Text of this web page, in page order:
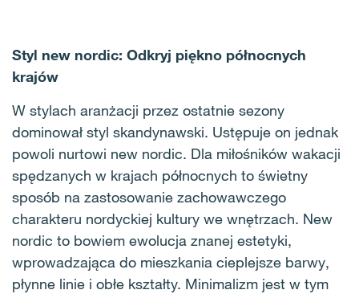
Styl new nordic: Odkryj piękno północnych
krajów
W stylach aranżacji przez ostatnie sezony
dominował styl skandynawski. Ustępuje on jednak
powoli nurtowi new nordic. Dla miłośników wakacji
spędzanych w krajach północnych to świetny
sposób na zastosowanie zachowawczego
charakteru nordyckiej kultury we wnętrzach. New
nordic to bowiem ewolucja znanej estetyki,
wprowadzająca do mieszkania cieplejsze barwy,
płynne linie i obłe kształty. Minimalizm jest w tym